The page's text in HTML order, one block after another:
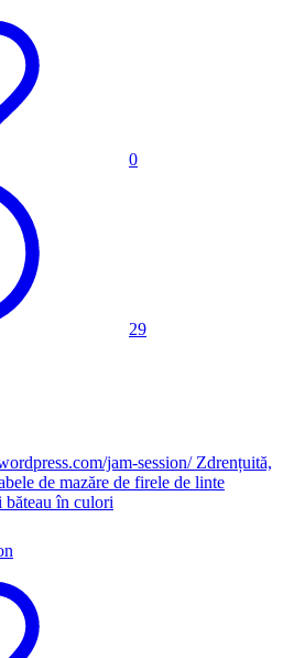
0
29
jam-session/ Zdrențuită,
de mazăre de firele de linte
băteau în culori